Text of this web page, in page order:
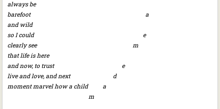
always be
barefoot a
and wild
so I could e
clearly see m
that life is here
and now, to trust e
live and love, and next d
moment marvel how a child a
m